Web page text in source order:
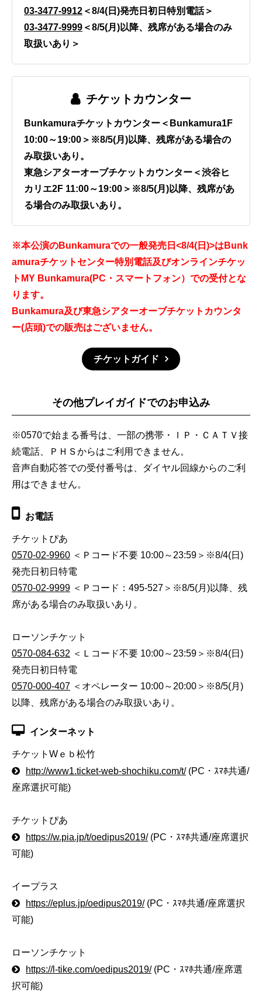
03-3477-9912 ＜8/4(日)発売日初日特別電話＞
03-3477-9999 ＜8/5(月)以降、残席がある場合のみ
取扱いあり＞
チケットカウンター
Bunkamuraチケットカウンター＜Bunkamura1F
10:00～19:00＞※8/5(月)以降、残席がある場合の
み取扱いあり。
東急シアターオーブチケットカウンター＜渋谷ヒ
カリエ2F 11:00～19:00＞※8/5(月)以降、残席があ
る場合のみ取扱いあり。
※本公演のBunkamuraでの一般発売日<8/4(日)>はBunk
amuraチケットセンター特別電話及びオンラインチケッ
トMY Bunkamura(PC・スマートフォン）での受付とな
ります。
Bunkamura及び東急シアターオーブチケットカウンタ
ー(店頭)での販売はございません。
チケットガイド
その他プレイガイドでのお申込み
※0570で始まる番号は、一部の携帯・ＩＰ・ＣＡＴＶ接
続電話、ＰＨＳからはご利用できません。
音声自動応答での受付番号は、ダイヤル回線からのご利
用はできません。
お電話
チケットぴあ
0570-02-9960 ＜Ｐコード不要 10:00～23:59＞※8/4(日)
発売日初日特電
0570-02-9999 ＜Ｐコード：495-527＞※8/5(月)以降、残
席がある場合のみ取扱いあり。
ローソンチケット
0570-084-632 ＜Ｌコード不要 10:00～23:59＞※8/4(日)
発売日初日特電
0570-000-407 ＜オペレーター 10:00～20:00＞※8/5(月)
以降、残席がある場合のみ取扱いあり。
インターネット
チケットWｅｂ松竹
http://www1.ticket-web-shochiku.com/t/(PC・ｽﾏﾎ共通/
座席選択可能)
チケットぴあ
https://w.pia.jp/t/oedipus2019/(PC・ｽﾏﾎ共通/座席選択
可能)
イープラス
https://eplus.jp/oedipus2019/(PC・ｽﾏﾎ共通/座席選択
可能)
ローソンチケット
https://l-tike.com/oedipus2019/(PC・ｽﾏﾎ共通/座席選
択可能)